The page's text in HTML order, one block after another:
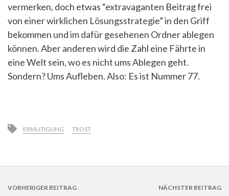
vermerken, doch etwas “extravaganten Beitrag frei
von einer wirklichen Lösungsstrategie” in den Griff
bekommen und im dafür gesehenen Ordner ablegen
können. Aber anderen wird die Zahl eine Fährte in
eine Welt sein, wo es nicht ums Ablegen geht.
Sondern? Ums Aufleben. Also: Es ist Nummer 77.
ERMUTIGUNG TROST
VORHERIGER BEITRAG NÄCHSTER BEITRAG